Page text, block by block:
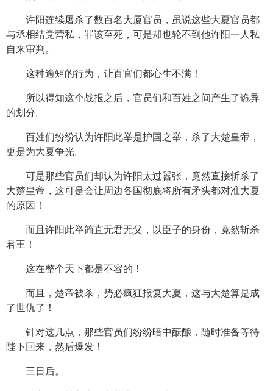
许阳连续屠杀了数百名大厦官员，虽说这些大夏官员都
与丞相结党营私，罪该至死，可是却也轮不到他许阳一人私
自来审判。
这种逾矩的行为，让百官们都心生不满！
所以得知这个战报之后，官员们和百姓之间产生了诡异
的划分。
百姓们纷纷认为许阳此举是护国之举，杀了大楚皇帝，
更是为大夏争光。
可是那些官员们却认为许阳太过嚣张，竟然直接斩杀了
大楚皇帝，这可是会让周边各国彻底将所有矛头都对准大夏
的原因！
而且许阳此举简直无君无父，以臣子的身份，竟然斩杀
君王！
这在整个天下都是不容的！
而且，楚帝被杀，势必疯狂报复大夏，这与大楚算是成
了世仇了！
针对这几点，那些官员们纷纷暗中酝酿，随时准备等待
陛下回来，然后爆发！
三日后。